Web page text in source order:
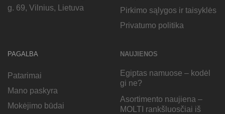
g. 69, Vilnius, Lietuva
Pirkimo sąlygos ir taisyklės
Privatumo politika
PAGALBA
Patarimai
Mano paskyra
Mokėjimo būdai
NAUJIENOS
Egiptas namuose – kodėl
gi ne?
Asortimento naujiena –
MOLTI rankšluosčiai iš